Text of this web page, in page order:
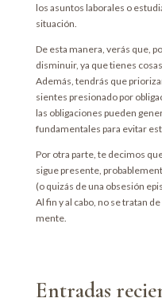
los asuntos laborales o
situación.
De esta manera, verás que,
disminuir, ya que tienes
Además, tendrás que
sientes presionado por
las obligaciones pueden
fundamentales para evitar
Por otra parte, te decimos
sigue presente,
(o quizás de una obsesión
Al fin y al cabo, no se tratan
mente.
Entradas